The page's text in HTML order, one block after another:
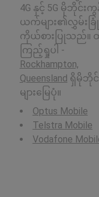
4G နှင့် 5G မိုဘိုင်းကွ
ယက်များ၏လွှမ်းခ
ကိုယ်စားပြုသည်။
ကြည့်ရှုပါ -
Rockhampton,
Queensland ရှိမိုဘိုင်
များမြေပုံ။
Optus Mobile
Telstra Mobile
Vodafone